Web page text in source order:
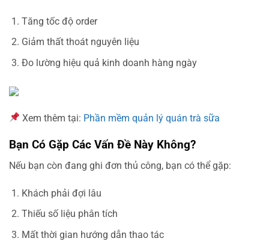
Tăng tốc độ order
Giảm thất thoát nguyên liệu
Đo lường hiệu quả kinh doanh hàng ngày
Xem thêm tại: Phần mềm quản lý quán trà sữa
Bạn Có Gặp Các Vấn Đề Này Không?
Nếu bạn còn đang ghi đơn thủ công, bạn có thể gặp:
Khách phải đợi lâu
Thiếu số liệu phân tích
Mất thời gian hướng dẫn thao tác